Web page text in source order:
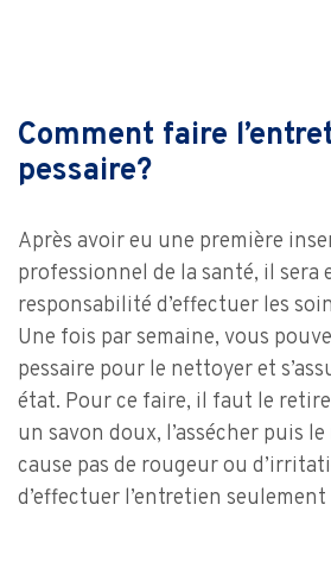
Comment faire
pessaire?
Après avoir eu une première
professionnel de la santé, il sera
responsabilité d’effectuer les
Une fois par semaine, vous
pessaire pour le nettoyer et
état. Pour ce faire, il faut le
un savon doux, l’assécher puis le
cause pas de rougeur ou
d’effectuer l’entretien